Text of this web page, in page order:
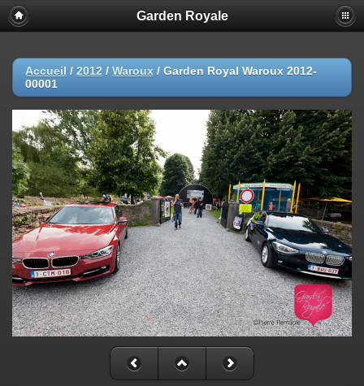
Garden Royale
Accueil / 2012 / Waroux / Garden Royal Waroux 2012-
00001